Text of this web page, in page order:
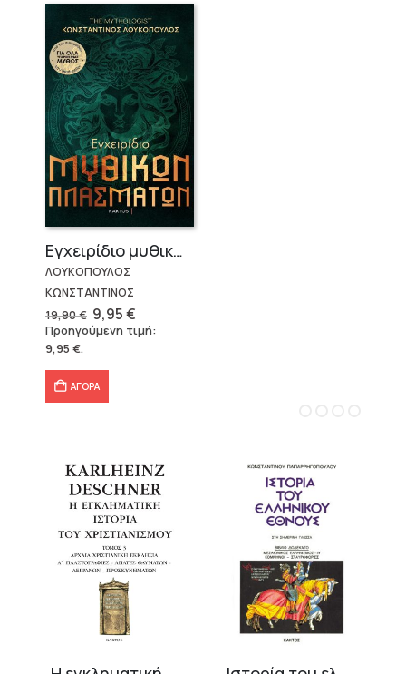
Εγχειρίδιο μυθικών πλασμάτων
ΛΟΥΚΟΠΟΥΛΟΣ
ΚΩΝΣΤΑΝΤΙΝΟΣ
19,90€ Original
price
was:
9,95€Η
τρέχουσα
τιμή
Προηγούμενη τιμή:
9,95 €.
ΑΓΟΡΑ